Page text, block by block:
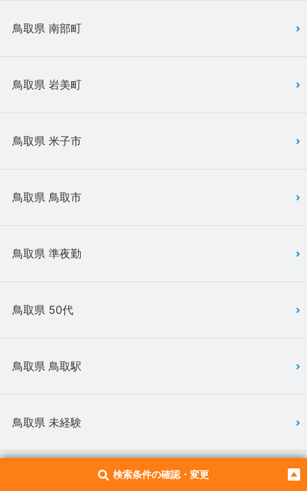
検索条件の確認・変更
鳥取県 南部町
鳥取県 岩美町
鳥取県 米子市
鳥取県 鳥取市
鳥取県 準夜勤
鳥取県 50代
鳥取県 鳥取駅
鳥取県 未経験